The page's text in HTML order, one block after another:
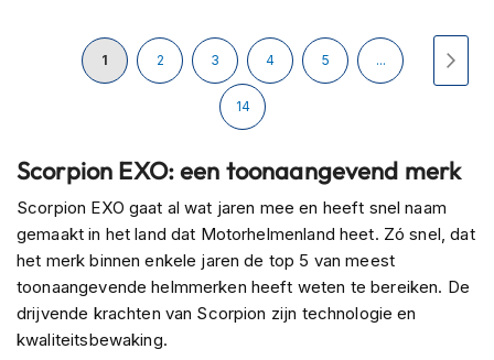
l
m
e
n
D
a
m
e
Pagina
U1 Pagina
2 Pagina
3 Pagina
4 Pagina
5 ...
Pagina
14
Scorpion EXO: een toonaangevend merk
Scorpion EXO gaat al wat jaren mee en heeft snel naam
gemaakt in het land dat Motorhelmenland heet. Zó snel, dat
het merk binnen enkele jaren de top 5 van meest
toonaangevende helmmerken heeft weten te bereiken. De
drijvende krachten van Scorpion zijn technologie en
kwaliteitsbewaking.